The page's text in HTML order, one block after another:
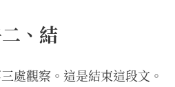
、結
處觀察。這是結束這段文。